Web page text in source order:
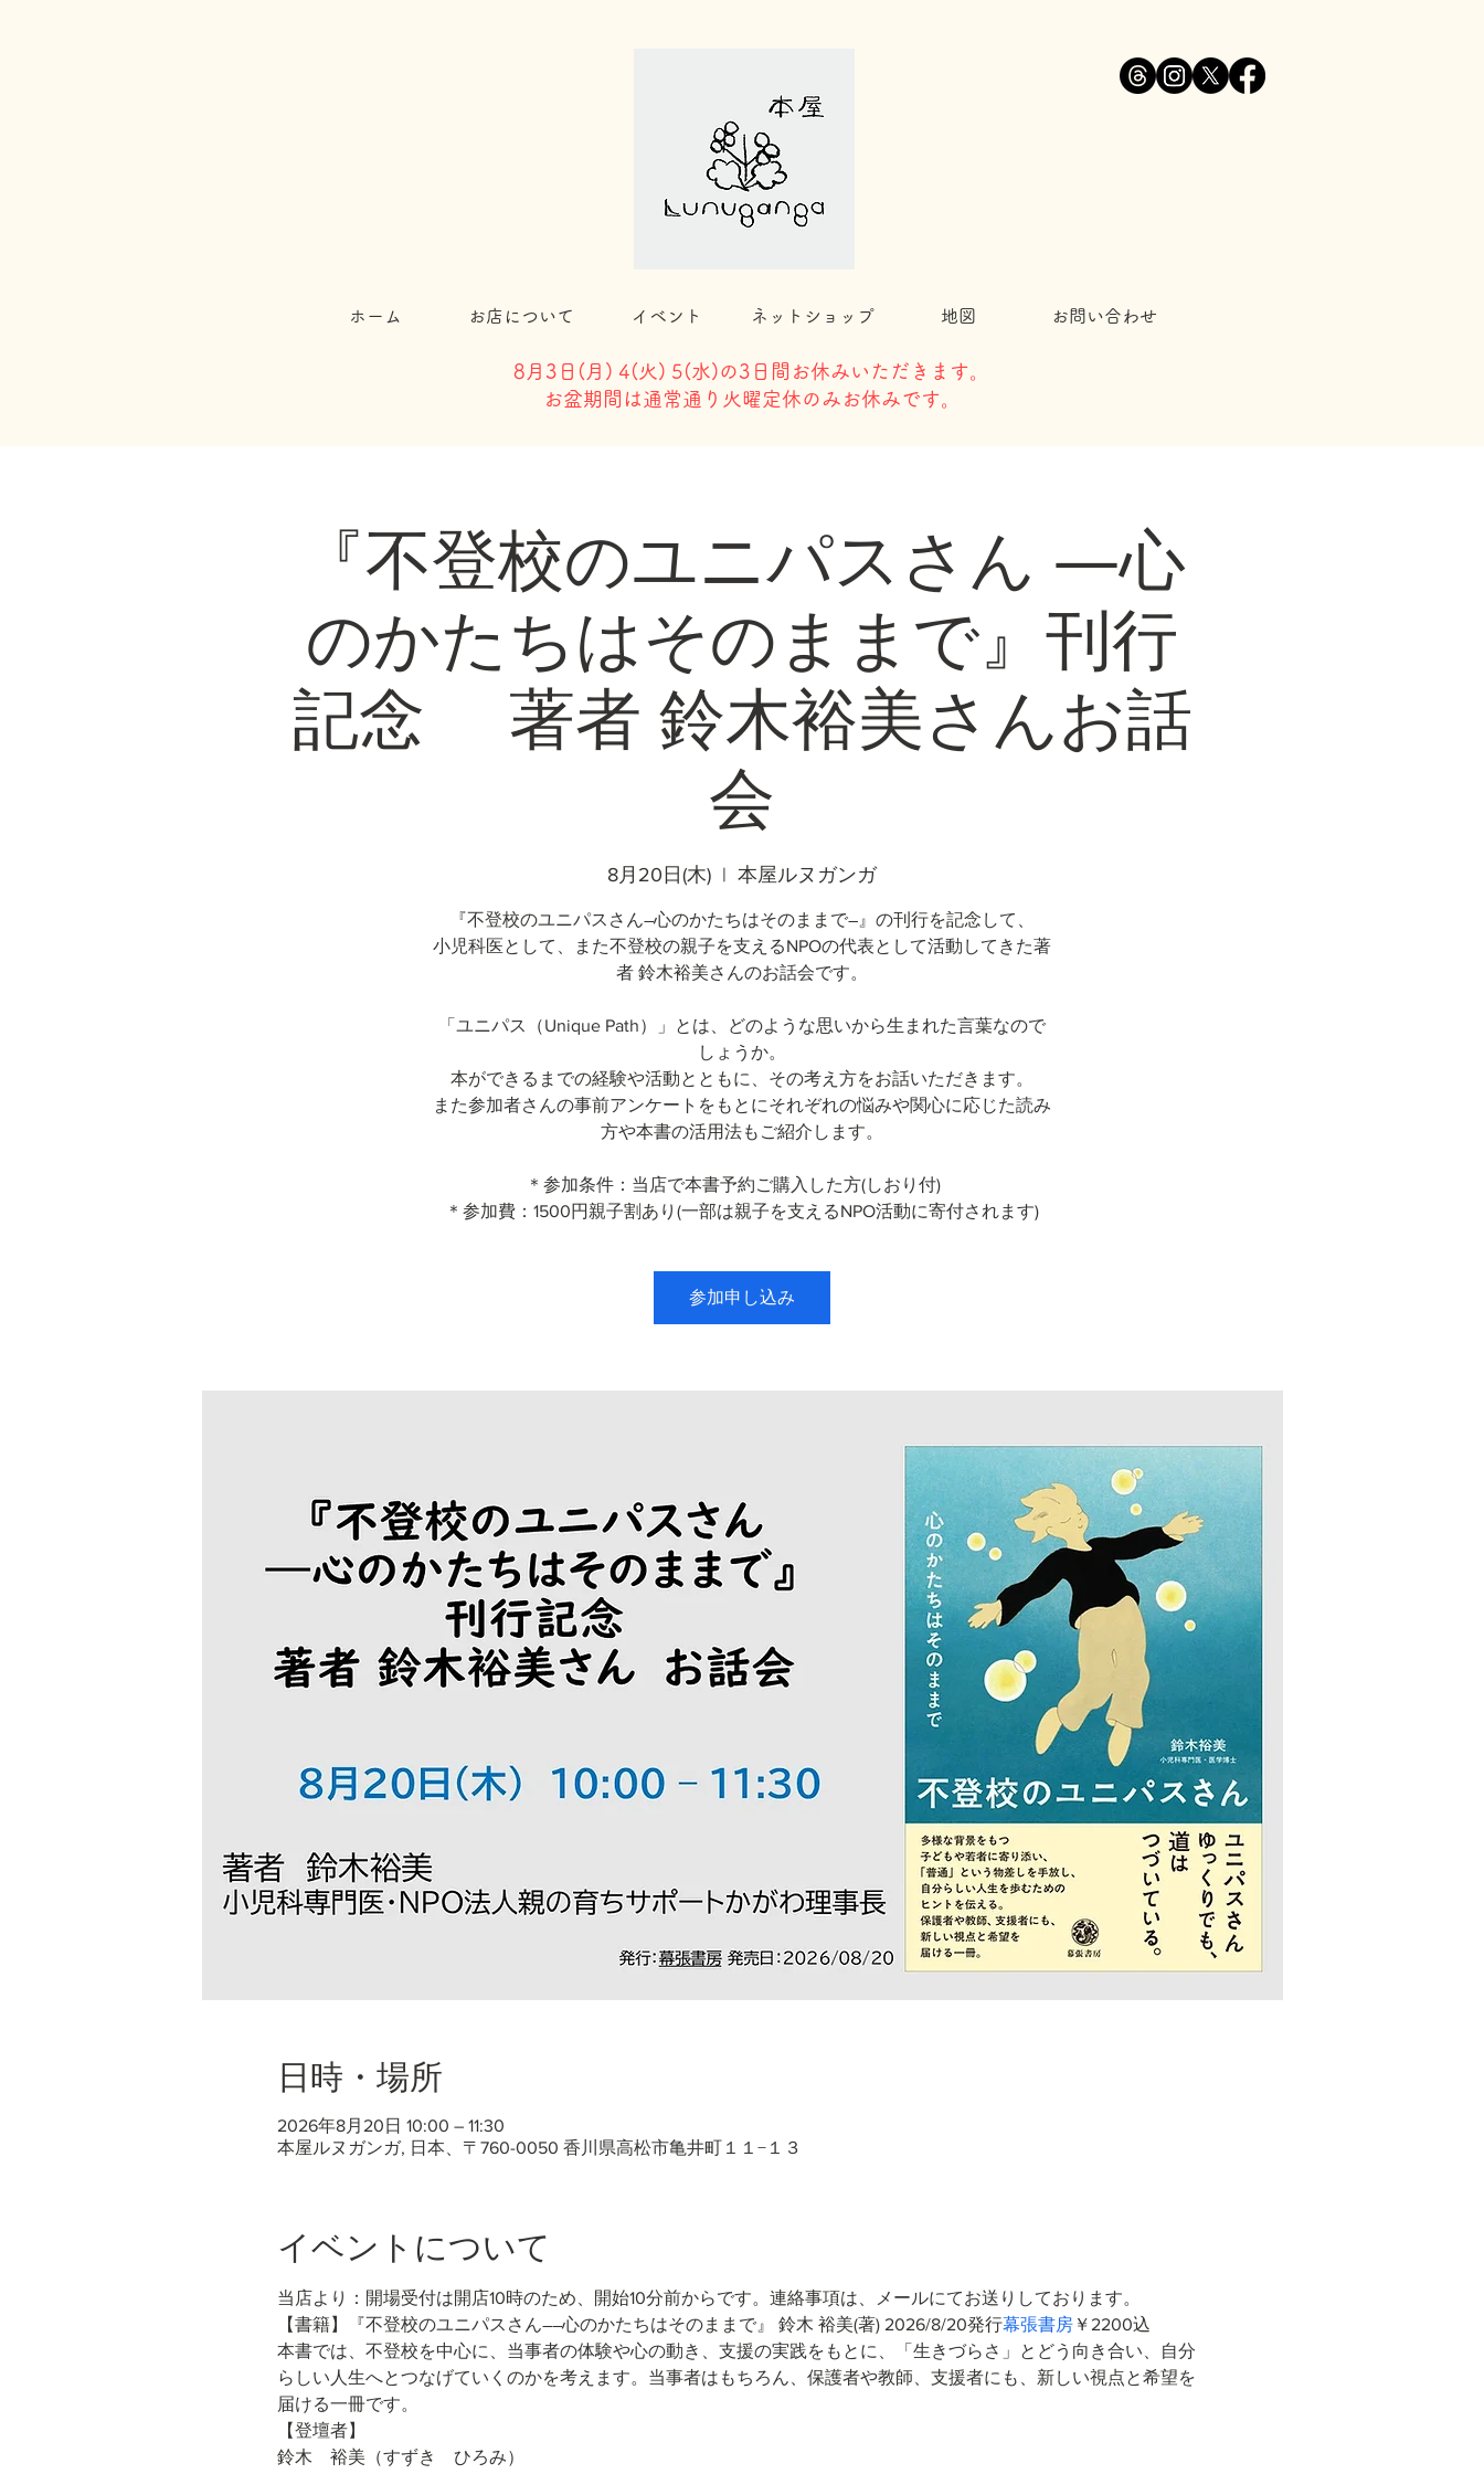
ホーム お店について イベント ネットショップ 地図 お問い合わせ
8月3日( 月) 4(火) 5(水)の3日間お休みいただきます。
​お盆期間は通常通り火曜定休のみお休みです。
『不登校のユニパスさん ―心
のかたちはそのままで』刊行
記念 著者 鈴木裕美さんお話
会
8月20日(木)
  |
本屋ルヌガンガ
『不登校のユニパスさん―心のかたちはそのままで―』の刊行を記念して、
小児科医として、また不登校の親子を支えるNPOの代表として活動してきた著
者 鈴木裕美さんのお話会です。
「ユニパス（Unique Path）」とは、どのような思いから生まれた言葉なので
しょうか。
本ができるまでの経験や活動とともに、その考え方をお話いただきます。
また参加者さんの事前アンケートをもとにそれぞれの悩みや関心に応じた読み
方や本書の活用法もご紹介します。
＊参加条件：当店で本書予約ご購入した方(しおり付)
＊参加費：1500円親子割あり(一部は親子を支えるNPO活動に寄付されます)
参加申し込み
日時・場所
2026年8月20日 10:00 – 11:30
本屋ルヌガンガ, 日本、〒760-0050 香川県高松市亀井町１１−１３
イベントについて
当店より：開場受付は開店10時のため、開始10分前からです。連絡事項は、メールにてお送りしております。
【書籍】『不登校のユニパスさん――心のかたちはそのままで』 鈴木 裕美(著) 2026/8/20発行幕張書房￥2200込
本書では、不登校を中心に、当事者の体験や心の動き、支援の実践をもとに、「生きづらさ」とどう向き合い、自分
らしい人生へとつなげていくのかを考えます。当事者はもちろん、保護者や教師、支援者にも、新しい視点と希望を
届ける一冊です。
【登壇者】
鈴木　裕美（すずき　ひろみ）